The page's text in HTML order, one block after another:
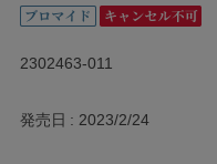
2302463-011
発売日 2023/2/24